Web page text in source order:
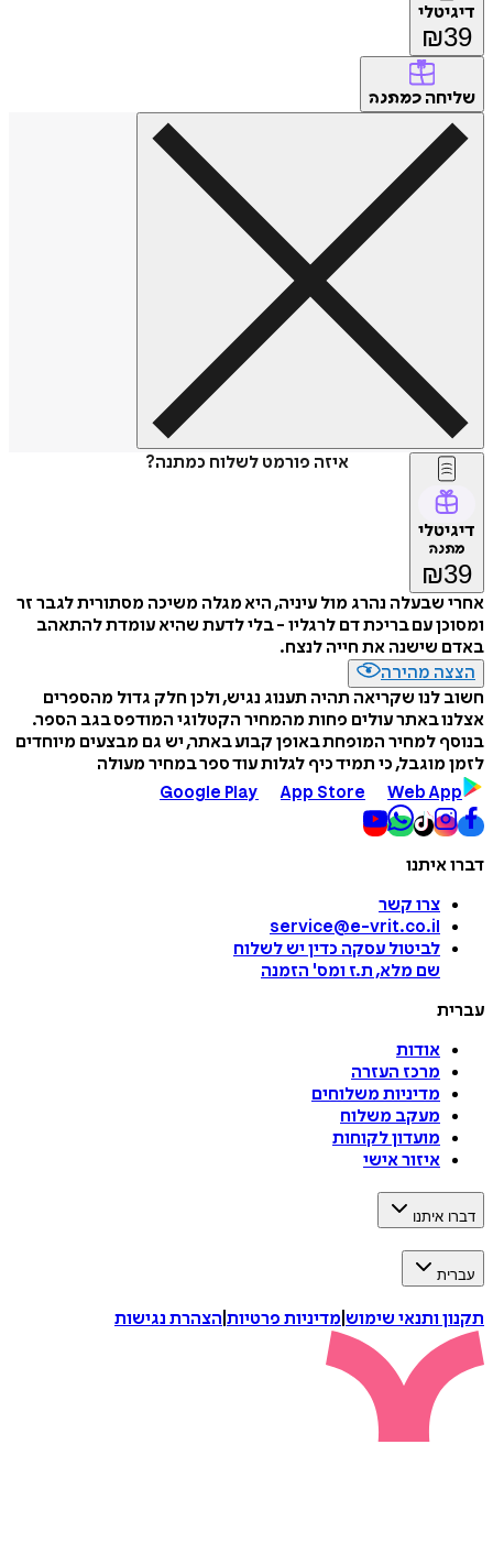
דיגיטלי
₪39
שליחה כמתנה
איזה פורמט לשלוח כמתנה?
דיגיטלי
מתנה
₪39
אחרי שבעלה נהרג מול עיניה, היא מגלה משיכה מסתורית לגבר זר
ומסוכן עם בריכת דם לרגליו - בלי לדעת שהיא עומדת להתאהב
באדם שישנה את חייה לנצח.
הצצה מהירה
חשוב לנו שקריאה תהיה תענוג נגיש, ולכן חלק גדול מהספרים
אצלנו באתר עולים פחות מהמחיר הקטלוגי המודפס בגב הספר.
בנוסף למחיר המופחת באופן קבוע באתר, יש גם מבצעים מיוחדים
לזמן מוגבל, כי תמיד כיף לגלות עוד ספר במחיר מעולה
Google Play
App Store Web App
דברו איתנו
צרו קשר
service@e-vrit.co.il
לביטול עסקה כדין יש לשלוח
שם מלא, ת.ז ומס' הזמנה
עברית
אודות
מרכז העזרה
מדיניות משלוחים
מעקב משלוח
מועדון לקוחות
איזור אישי
דברו איתנו
עברית
תקנון ותנאי שימוש מדיניות פרטיות הצהרת נגישות